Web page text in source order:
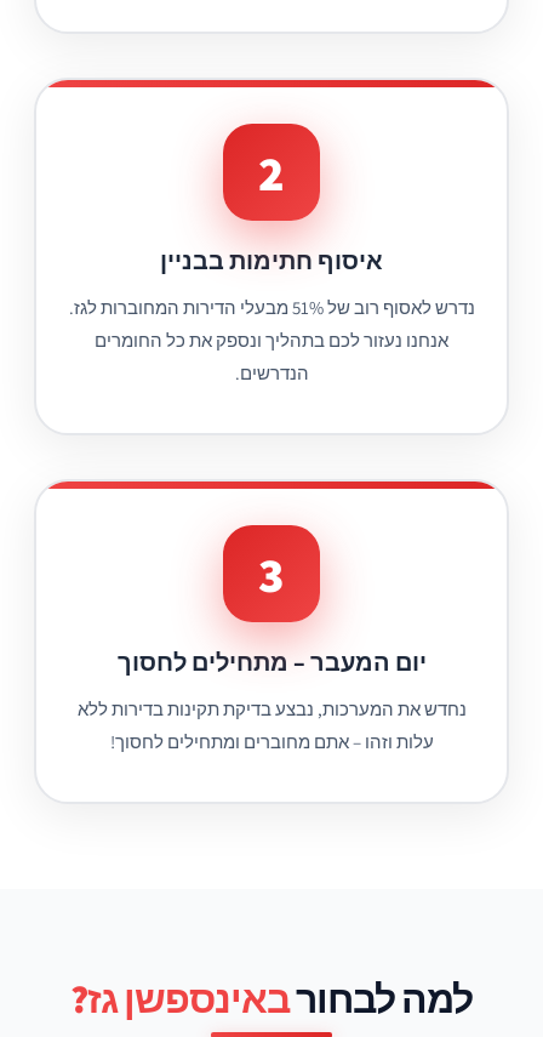
2
איסוף חתימות בבניין
נדרש לאסוף רוב של 51% מבעלי הדירות המחוברות לגז.
אנחנו נעזור לכם בתהליך ונספק את כל החומרים
הנדרשים.
3
יום המעבר – מתחילים לחסוך
נחדש את המערכות, נבצע בדיקת תקינות בדירות ללא
עלות וזהו – אתם מחוברים ומתחילים לחסוך!
למה לבחורבאינספשן גז?